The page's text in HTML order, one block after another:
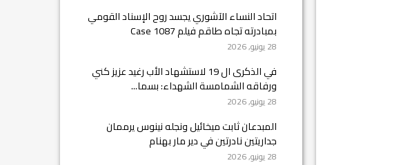
اتحاد النساء الآشوري يجسد روح الإسناد القومي
بمبادرته تجاه طاقم فيلم Case 1087
28 يونيو, 2026
في الذكرى ال 19 لاستشهاد الأب رغيد عزيز كني
ورفاقه الشمامسة الشهداء: بسما...
28 يونيو, 2026
المبدعان ثابت ميخائيل ونجله نينوس يرممان
جداريتين نادرتين في دير مار بهنام
28 يونيو, 2026